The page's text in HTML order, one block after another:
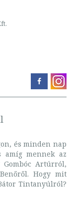
és minden nap
amíg mennek az
Gombóc Artúrról,
Hogy mit
Tintanyúlról?